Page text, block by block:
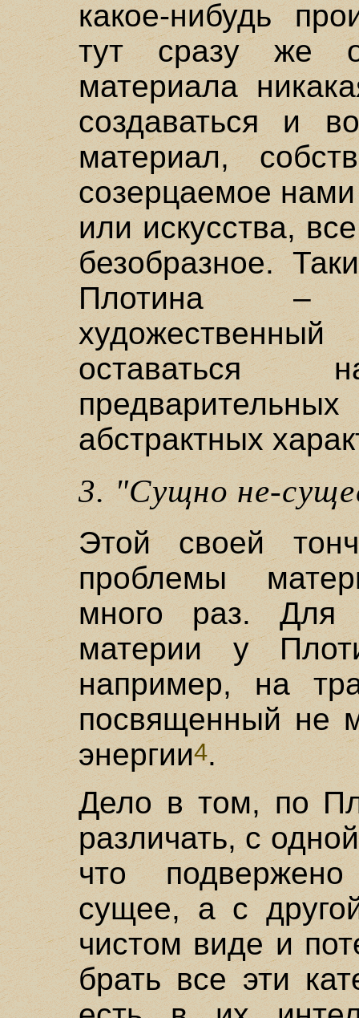
какое-нибудь
тут сразу же
материала
создаваться и
материал,
созерцаемое
или искусства,
безобразное.
Плотина –
абстрактных
3. "Сущно не-
Этой своей
проблемы
много раз. Для
материи у
например, на
посвященный не
энергии4.
Дело в том, по
различать, с
что
сущее, а с
чистом виде и
брать все эти